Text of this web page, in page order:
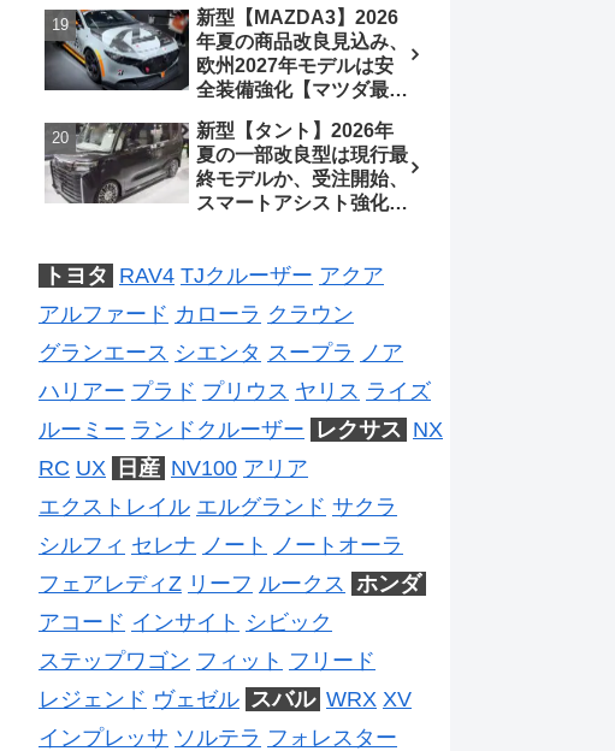
待、S-Zに12.3インチメ
ーター
処、5MTターボとアルト
スピリットに期待【スズ
キ最新情報】
新型【MAZDA3】2026
年夏の商品改良見込み、
欧州2027年モデルは安
全装備強化【マツダ最新
ジは2028年以降予想
新型【タント】2026年
夏の一部改良型は現行最
終モデルか、受注開始、
スマートアシスト強化と
【ダイハツ最新情報】
トヨタ RAV4 TJクルーザー アクア
アルファード カローラ クラウン
グランエース シエンタ スープラ
ノア
ハリアー プラド プリウス ヤリス ライズ
ルーミー ランドクルーザー レクサス NX
RC UX 日産 NV100 アリア
エクストレイル エルグランド サクラ
シルフィ セレナ ノート
ノートオーラ
フェアレディZ リーフ ルークス ホンダ
アコード インサイト シビック
ステップワゴン フィット フリード
レジェンド ヴェゼル スバル WRX XV
インプレッサ ソルテラ フォレスター